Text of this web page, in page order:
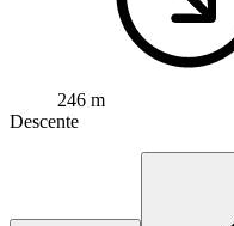
246 m
Descente